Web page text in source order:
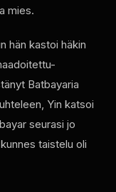
mies.
hän kastoi häkin
Batbayaria
Yin katsoi
seurasi jo
taistelu oli